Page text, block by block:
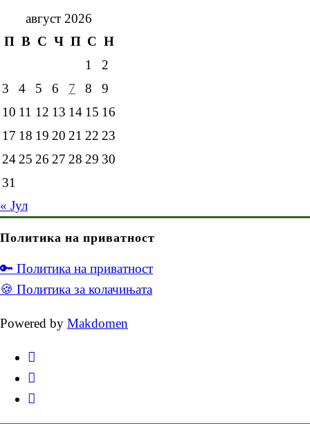
август 2026
П В С Ч П С Н
1
2
3
4 5 6 7 8
9
10 11 12 13 14 15 16
17 18 19 20 21 22 23
2425 26 27 28 29 30
31
« Јул
Политика на приватност
🔑 Политика на приватност
🍪 Политика за колачињата
Powered by Makdomen